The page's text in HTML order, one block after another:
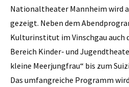
Nationaltheater Mannheim wird
gezeigt. Neben dem
Kulturinstitut im Vinschgau auch
Bereich Kinder- und
kleine Meerjungfrau“ bis zum
Das umfangreiche Programm